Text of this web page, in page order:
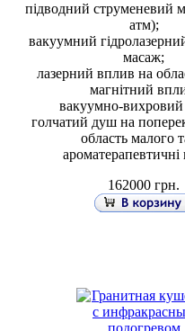
підводний струменевий
атм);
вакуумний
масаж;
лазерний вплив на
магнітний
вакуумно-
голчатий душ на
область малого
ароматерапевтичні
162000 грн.